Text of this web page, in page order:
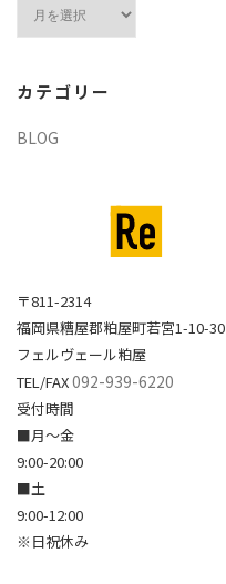
ブ
カテゴリー
BLOG
〒811-2314
福岡県糟屋郡粕屋町若宮1-10-30
フェルヴェール粕屋
TEL/FAX092-939-6220
受付時間
■月～金
9:00-20:00
■土
9:00-12:00
※日祝休み